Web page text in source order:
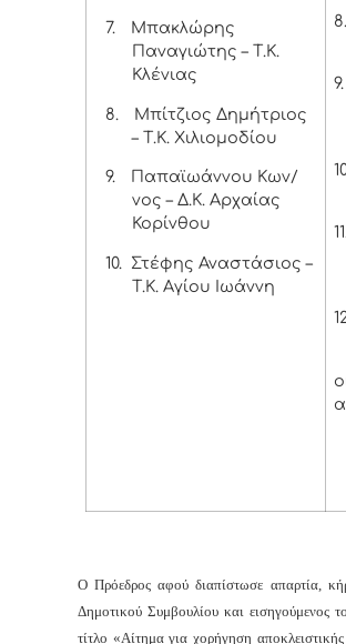
7.
Μπακλώρης
Παναγιώτης – Τ.Κ.
Κλένιας
8.
Μπίτζιος Δημήτριος
– Τ.Κ. Χιλιομοδίου
9.
Παπαϊωάννου Κων/
νος – Δ.Κ. Αρχαίας
Κορίνθου
10.
Στέφης Αναστάσιος –
Τ.Κ. Αγίου Ιωάννη
8.
9.
11.
Ο Πρόεδροςαφού διαπίστωσε απαρτία,
Δημοτικού Συμβουλίου και εισηγούμενος
τίτλο «Αίτημα για χορήγηση